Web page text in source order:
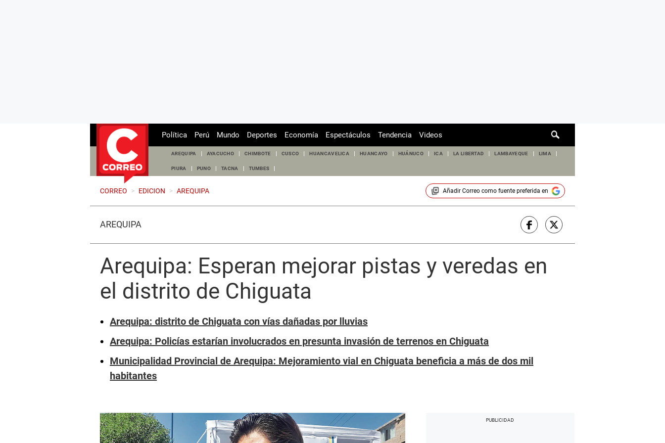
de
Política Perú Mundo Deportes Economía Espectáculos Tendencia Videos
AREQUIPA AYACUCHO CHIMBOTE CUSCO HUANCAVELICA HUANCAYO HUÁNUCO ICA LA LIBERTAD LAMBAYEQUE LIMA
PIURA PUNO TACNA TUMBES
CORREO > EDICION > AREQUIPA Añadir Correocomo fuente preferida en
AREQUIPA
Arequipa: Esperan mejorar pistas y veredas en
el distrito de Chiguata
Arequipa: distrito de Chiguata con vías dañadas por lluvias
Arequipa: Policías estarían involucrados en presunta invasión de terrenos en Chiguata
Municipalidad Provincial de Arequipa: Mejoramiento vial en Chiguata beneficia a más de dos mil
habitantes